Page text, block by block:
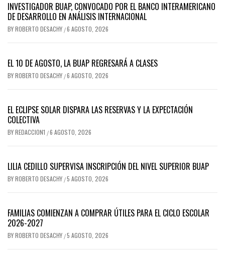
INVESTIGADOR BUAP, CONVOCADO POR EL BANCO INTERAMERICANO
DE DESARROLLO EN ANÁLISIS INTERNACIONAL
BYROBERTO DESACHY /6 AGOSTO, 2026
EL 10 DE AGOSTO, LA BUAP REGRESARÁ A CLASES
BYROBERTO DESACHY /6 AGOSTO, 2026
EL ECLIPSE SOLAR DISPARA LAS RESERVAS Y LA EXPECTACIÓN
COLECTIVA
BYREDACCION1 /6 AGOSTO, 2026
LILIA CEDILLO SUPERVISA INSCRIPCIÓN DEL NIVEL SUPERIOR BUAP
BYROBERTO DESACHY /5 AGOSTO, 2026
FAMILIAS COMIENZAN A COMPRAR ÚTILES PARA EL CICLO ESCOLAR
2026-2027
BYROBERTO DESACHY /5 AGOSTO, 2026